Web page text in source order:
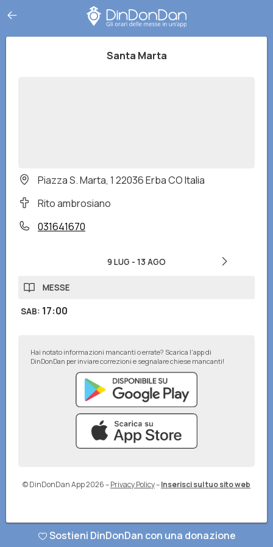
Santa Marta
Piazza S. Marta, 1 22036 Erba CO Italia
Rito ambrosiano
031641670
9 LUG - 13 AGO
MESSE
SAB: 17:00
Hai notato informazioni mancanti o errate? Scarica l'app di
DinDonDan per inviare correzioni e segnalare chiese mancanti!
© DinDonDan App 2026–Privacy Policy–Inserisci sul tuo sito web
Sostieni DinDonDan con una donazione